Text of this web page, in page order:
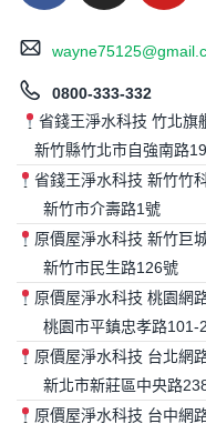
0800-333-332
省錢王淨水科技 竹北旗
新竹縣竹北市自強南路
省錢王淨水科技 新竹竹
新竹市介壽路1號
原價屋淨水科技 新竹巨
新竹市民生路126號
原價屋淨水科技 桃園網
桃園市平鎮忠孝路101-
原價屋淨水科技 台北網
新北市新莊區中央路
原價屋淨水科技 台中網